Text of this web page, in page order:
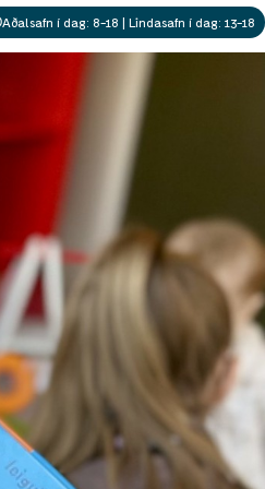
Aðalsafn í dag: 8-18 | Lindasafn í dag: 13-18